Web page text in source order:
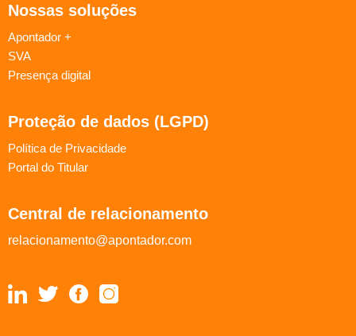
Nossas soluções
Apontador +
SVA
Presença digital
Proteção de dados (LGPD)
Política de Privacidade
Portal do Titular
Central de relacionamento
relacionamento@apontador.com